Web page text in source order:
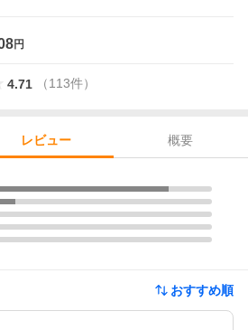
円
4.71 （113件）
レビュー
概要
おすすめ順